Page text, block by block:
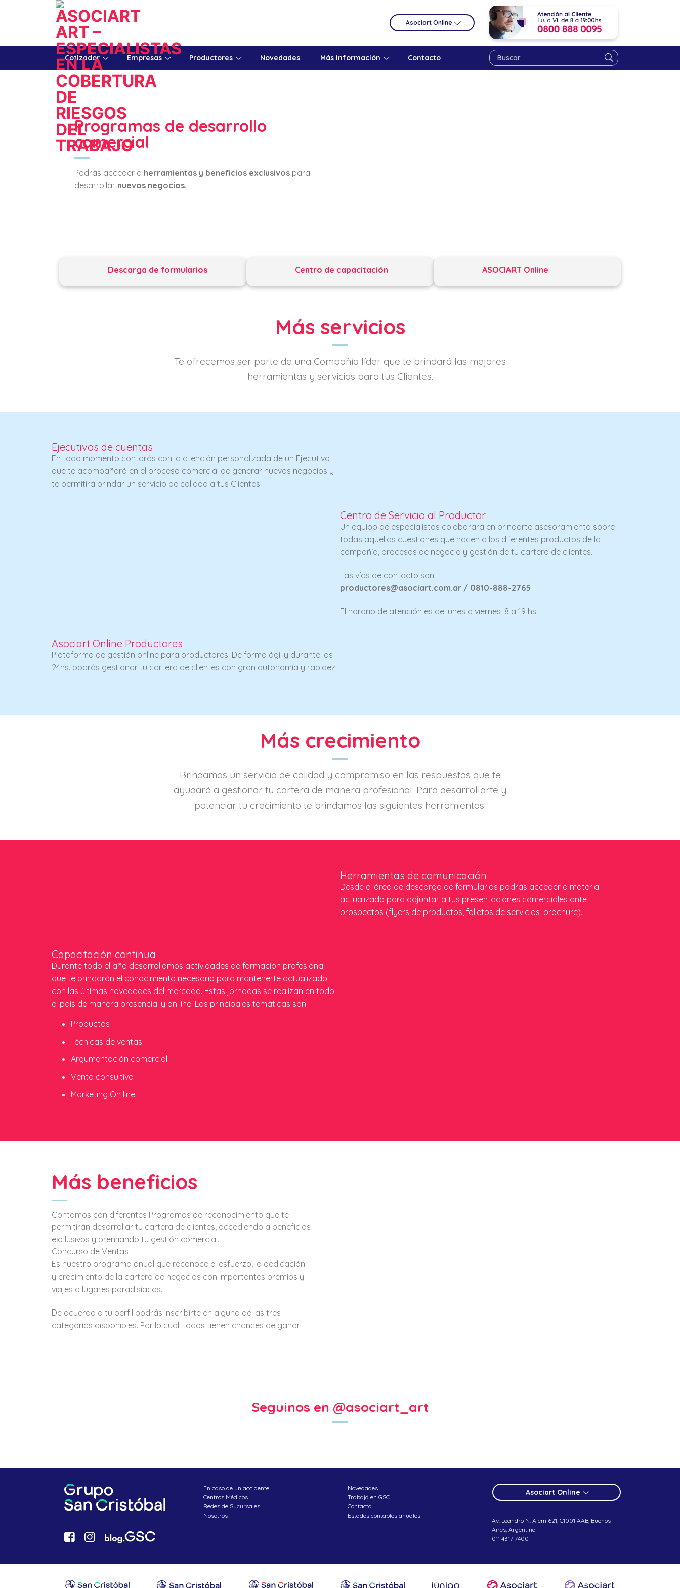
Asociart Online
Cotizador Empresas Productores Novedades Más Información Contacto
Programas de desarrollo
comercial
Podrás acceder a herramientas y beneficios exclusivos para
desarrollar nuevos negocios.
Descarga de formularios Centro de capacitación ASOCIART Online
Más servicios
Te ofrecemos ser parte de una Compañía líder que te brindará las mejores
herramientas y servicios para tus Clientes.
Ejecutivos de cuentas
En todo momento contarás con la atención personalizada de un Ejecutivo
que te acompañará en el proceso comercial de generar nuevos negocios y
te permitirá brindar un servicio de calidad a tus Clientes.
Centro de Servicio al Productor
Un equipo de especialistas colaborará en brindarte asesoramiento sobre
todas aquellas cuestiones que hacen a los diferentes productos de la
compañía, procesos de negocio y gestión de tu cartera de clientes.
Las vías de contacto son:
productores@asociart.com.ar / 0810-888-2765
El horario de atención es de lunes a viernes, 8 a 19 hs.
Asociart Online Productores
Plataforma de gestión online para productores. De forma ágil y durante las
24hs. podrás gestionar tu cartera de clientes con gran autonomía y rapidez.
Más crecimiento
Brindamos un servicio de calidad y compromiso en las respuestas que te
ayudará a gestionar tu cartera de manera profesional. Para desarrollarte y
potenciar tu crecimiento te brindamos las siguientes herramientas:
Herramientas de comunicación
Desde el área de descarga de formularios podrás acceder a material
actualizado para adjuntar a tus presentaciones comerciales ante
prospectos (flyers de productos, folletos de servicios, brochure).
Capacitación continua
Durante todo el año desarrollamos actividades de formación profesional
que te brindarán el conocimiento necesario para mantenerte actualizado
con las últimas novedades del mercado. Estas jornadas se realizan en todo
el país de manera presencial y on line. Las principales temáticas son:
Productos
Técnicas de ventas
Argumentación comercial
Venta consultiva
Marketing On line
Más beneficios
Contamos con diferentes Programas de reconocimiento que te
permitirán desarrollar tu cartera de clientes, accediendo a beneficios
exclusivos y premiando tu gestión comercial.
Concurso de Ventas
Es nuestro programa anual que reconoce el esfuerzo, la dedicación
y crecimiento de la cartera de negocios con importantes premios y
viajes a lugares paradisíacos.
De acuerdo a tu perfil podrás inscribirte en alguna de las tres
categorías disponibles. Por lo cual ¡todos tienen chances de ganar!
Seguinos en @asociart_art
En caso de un accidente
Centros Médicos
Redes de Sucursales
Nosotros
Novedades
Trabajá en GSC
Contacto
Estados contables anuales
Asociart Online
Av. Leandro N. Alem 621, C1001 AAB, Buenos
Aires, Argentina
011 4317 7400